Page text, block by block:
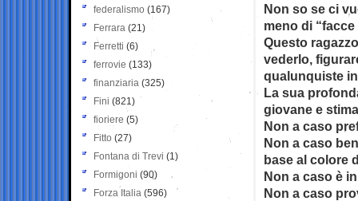
Non so se ci
meno di
Questo
vederlo,
qualunquiste
La sua
giovane e
Non a caso
Non a caso
base al colore
Non a caso è
Non a caso
federalismo (167)
Ferrara (21)
Ferretti (6)
ferrovie (133)
finanziaria (325)
Fini (821)
fioriere (5)
Fitto (27)
Fontana di Trevi (1)
Formigoni (90)
Forza Italia (596)